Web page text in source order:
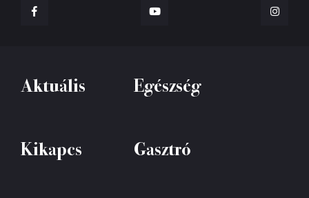
Aktuális Egészség
Kikapcs Gasztró